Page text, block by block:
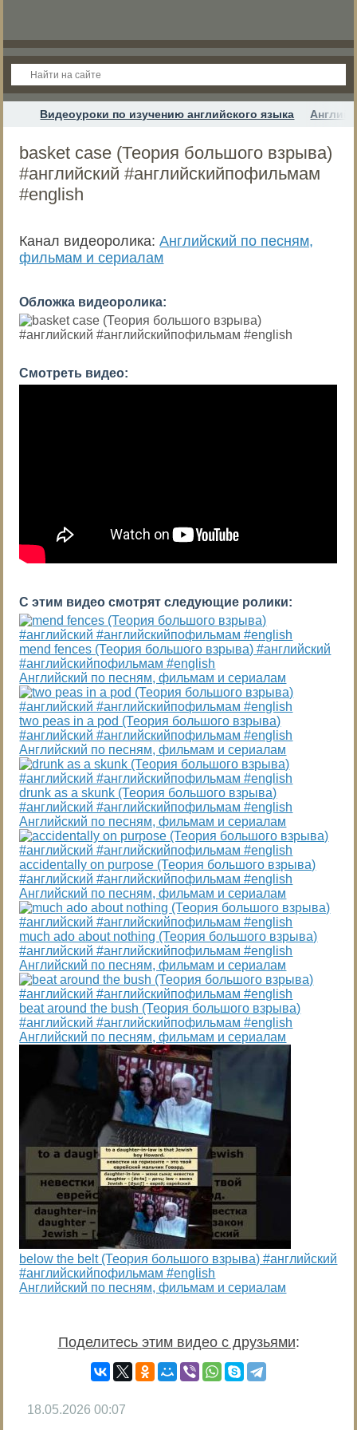
Видеоуроки по изучению английского языка
basket case (Теория большого взрыва)
#английский #английскийпофильмам
#english
Канал видеоролика:Английский по песням,
фильмам и сериалам
Обложка видеоролика:
Смотреть видео:
С этим видео смотрят следующие ролики:
mend fences (Теория большого взрыва) #английский
#английскийпофильмам #english
Английский по песням, фильмам и сериалам
two peas in a pod (Теория большого взрыва)
#английский #английскийпофильмам #english
Английский по песням, фильмам и сериалам
drunk as a skunk (Теория большого взрыва)
#английский #английскийпофильмам #english
Английский по песням, фильмам и сериалам
accidentally on purpose (Теория большого взрыва)
#английский #английскийпофильмам #english
Английский по песням, фильмам и сериалам
much ado about nothing (Теория большого взрыва)
#английский #английскийпофильмам #english
Английский по песням, фильмам и сериалам
beat around the bush (Теория большого взрыва)
#английский #английскийпофильмам #english
Английский по песням, фильмам и сериалам
below the belt (Теория большого взрыва) #английский
#английскийпофильмам #english
Английский по песням, фильмам и сериалам
Поделитесь этим видео с друзьями:
18.05.2026 00:07